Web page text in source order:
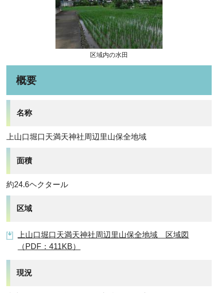
区域内の水田
概要
名称
上山口堀口天満天神社周辺里山保全地域
面積
約24.6ヘクタール
区域
上山口堀口天満天神社周辺里山保全地域 区域図
（PDF：411KB）
現況